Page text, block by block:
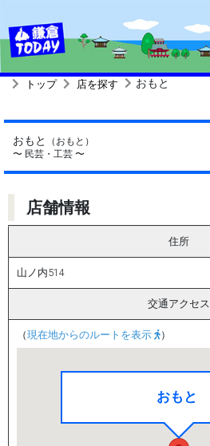
トップ 店を探す おもと
おもと
（おもと）
〜 民芸・工芸 〜
店舗情報
住所
山ノ内514
交通アクセス
（現在地からのルートを表示 ）
おもと